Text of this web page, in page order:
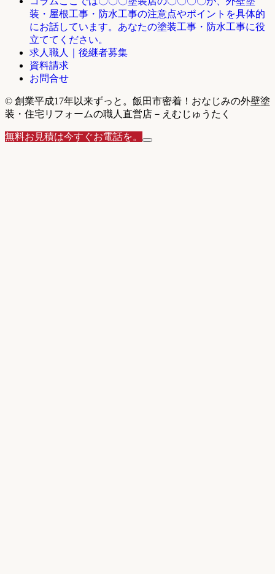
装・屋根工事・防水工事の注意点やポイントを具体的
にお話しています。あなたの塗装工事・防水工事に役
立ててください。
求人職人｜後継者募集
資料請求
お問合せ
© 創業平成17年以来ずっと。飯田市密着！おなじみの外壁塗
装・住宅リフォームの職人直営店－えむじゅうたく
無料お見積は今すぐお電話を。